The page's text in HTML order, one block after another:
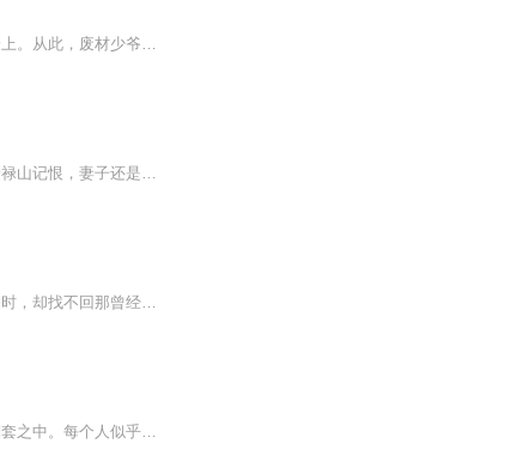
【内容简介】一位超级剑仙，因为渡劫失败而被莫名其妙传送到异世界，投胎到一个废材少爷身上。从此，废材少爷便不废材。丹药，老子拿来当糖豆吃。神器，老子拿来做饭。一剑在手，天下任游。【作者/主播简介】作者：天机缘，网络小说作家。主播：微笑山口【...
现代搏击冠军林景意外重生，成了唐朝将军府赘婿。本想混吃等死，却遇乱世将至、老丈人遭安禄山记恨，妻子还是个 “母老虎”。他凭搏击术逆袭、借现代智慧破局，在宅斗、权谋与战乱边缘玩转大唐，更意外解锁超强学习力，书写赘婿逆袭传奇！更新：首更50集，...
梦靥中的苦苦挣扎，白梅树下无声叹息，徘徊门外的黯然背影。依旧是那月光皎洁夜，风起天阑时，却找不回那曾经的一切。当天大的阴谋逐渐付出水面，徘徊在友情爱情中的他们，该何去何从？鸿雁在云鱼在水，惆怅此情难寄。相濡以沫，不如相忘于江湖。
清溪县县令离奇死亡，处处透露着诡异。初涉江湖的少男少女，丝毫不知道已经步入了层层的圈套之中。每个人似乎都带着一层面具，孰是孰非，又该相信谁？当天大的阴谋逐渐浮出水面，徘徊在亲情、友情、爱情中的他们，该何去何从？相濡以沫，不如相忘于江湖......